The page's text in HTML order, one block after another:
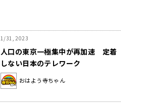
1/31, 2023
人口の東京一極集中が再加速 定着
しない日本のテレワーク
おはよう寺ちゃん